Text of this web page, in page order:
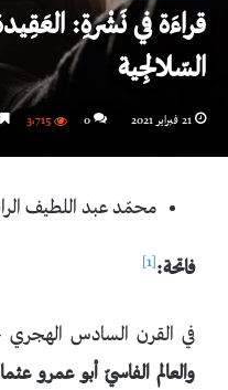
قراءَة في نَشْرةِ:
السّلالجِية
21 فبراير 2021 0 3٬715
محمّد عبد اللطيف
فاتحة:[1]
في القرن السادس الهجري
والعالم الفاسيّ أبو عمرو